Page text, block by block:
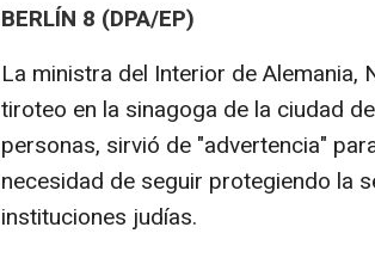
BERLÍN 8 (DPA/EP)
La ministra del Interior de Alemania,
tiroteo en la sinagoga de la ciudad
personas, sirvió de "advertencia"
necesidad de seguir protegiendo la
instituciones judías.